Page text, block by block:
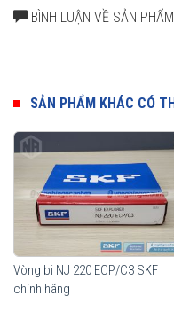
động tốt, khả năng tăng tốc
Ưu điểm của vòng bi
Thành phần quan trọng
lăn hình trụ. Biên dạng
phân bổ tải trọng một cách
vòng bi. Độ nhẵn bề mặt
màng bôi trơn, giúp tối ưu
ích mang lại từ những tính
thống là khả năng nâng
chịu sự lệch trục tốt hơn.
BÌNH LUẬN VỀ SẢN PHẨM
SẢN PHẨM KHÁC CÓ
Vòng bi NJ 220 ECP/C3 SKF
chính hãng